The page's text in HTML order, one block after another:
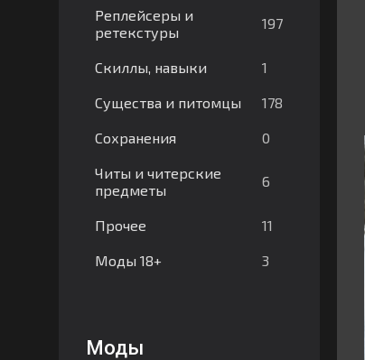
Реплейсеры и
ретекстуры
197
Скиллы, навыки 1
Существа и питомцы 178
Сохранения 0
Читы и читерские
предметы
6
Прочее 11
Моды 18+ 3
Моды